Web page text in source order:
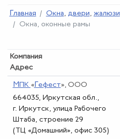
Главная Окна, двери, жалюзи
Окна, оконные рамы
Компания
Адрес
МПК «Гефест», ООО
664035, Иркутская обл.,
г. Иркутск, улица Рабочего
Штаба, строение 29
(ТЦ «Домашний», офис 305)